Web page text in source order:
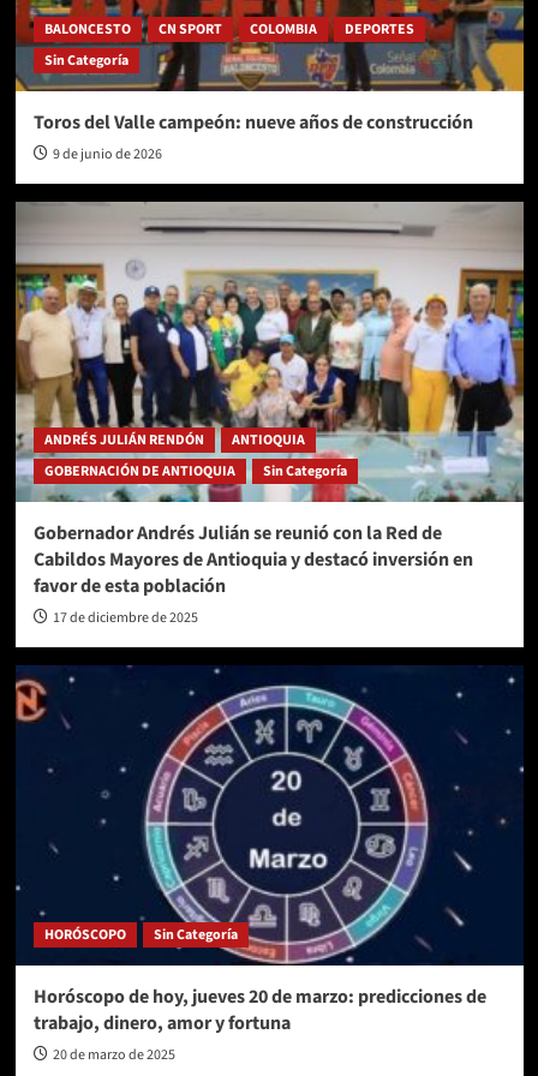
BALONCESTO CN SPORT COLOMBIA
DEPORTES
Sin Categoría
Toros del Valle campeón: nueve años de construcción
9 de junio de 2026
ANDRÉS JULIÁN RENDÓN
ANTIOQUIA
GOBERNACIÓN DE ANTIOQUIA
Sin Categoría
Gobernador Andrés Julián se reunió con la Red de
Cabildos Mayores de Antioquia y destacó inversión en
favor de esta población
17 de diciembre de 2025
HORÓSCOPO Sin Categoría
Horóscopo de hoy, jueves 20 de marzo: predicciones de
trabajo, dinero, amor y fortuna
20 de marzo de 2025